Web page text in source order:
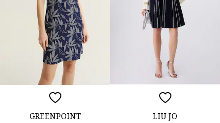
GREENPOINT LIU JO